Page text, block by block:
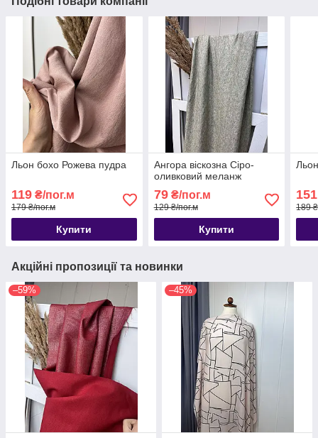
Льон бохо Рожева пудра
119 ₴/пог.м
179 ₴/пог.м
Купити
Ангора віскозна Сіро-
оливковий меланж
79₴/пог.м
129 ₴/пог.м
Купити
189
Акційні пропозиції та новинки
–59% –45%